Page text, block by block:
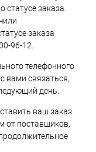
заказа.
заказа
96-12.
телефонного
вами связаться,
день.
ваш заказ.
от поставщиков,